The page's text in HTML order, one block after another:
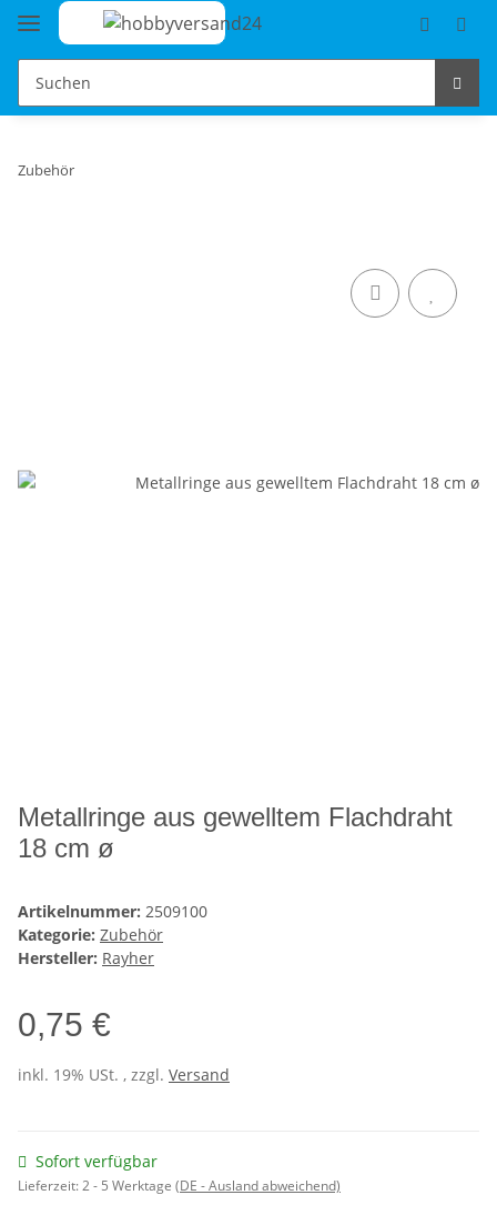
Zubehör
Metallringe aus gewelltem Flachdraht
18 cm ø
Artikelnummer: 2509100
Kategorie: Zubehör
Hersteller: Rayher
0,75 €
inkl. 19% USt. , zzgl. Versand
Sofort verfügbar
Lieferzeit:2 - 5 Werktage (DE - Ausland abweichend)